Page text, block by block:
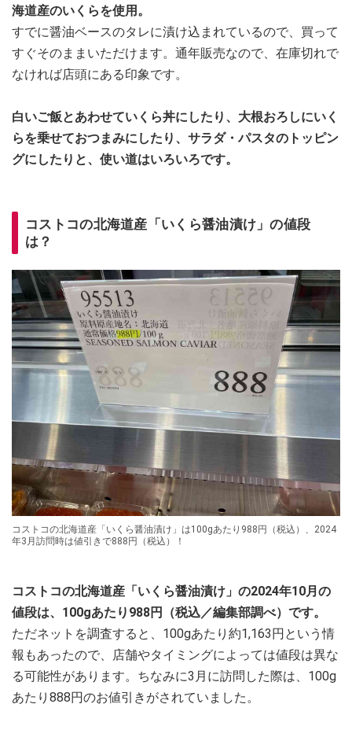
海道産のいくらを使用。
すでに醤油ベースのタレに漬け込まれているので、買って
すぐそのままいただけます。通年販売なので、在庫切れで
なければ店頭にある印象です。
白いご飯とあわせていくら丼にしたり、大根おろしにいく
らを乗せておつまみにしたり、サラダ・パスタのトッピン
グにしたりと、使い道はいろいろです。
コストコの北海道産「いくら醤油漬け」の値段
は？
コストコの北海道産「いくら醤油漬け」は100gあたり988円（税込）、2024
年3月訪問時は値引きで888円（税込）！
コストコの北海道産「いくら醤油漬け」の2024年10月の
値段は、100gあたり988円（税込／編集部調べ）です。
ただネットを調査すると、100gあたり約1,163円という情
報もあったので、店舗やタイミングによっては値段は異な
る可能性があります。ちなみに3月に訪問した際は、100g
あたり888円のお値引きがされていました。